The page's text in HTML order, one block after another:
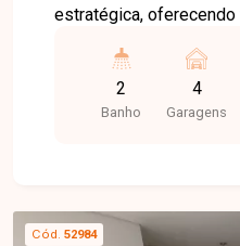
estratégica,
fluxo de pessoas e
variedade de
excelente opção para
banheiros adaptados
2
Banho
4
Garagens
Cód. 52984